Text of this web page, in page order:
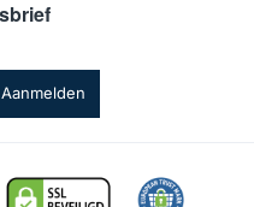
Aanmelden